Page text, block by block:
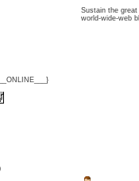
Sustain the
world-wide-web